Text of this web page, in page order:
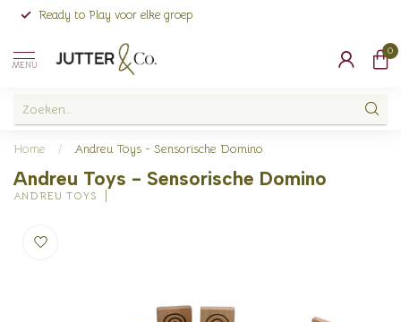
Ready to Play voor elke groep
MENU
0
Home / Andreu Toys - Sensorische Domino
Andreu Toys - Sensorische Domino
ANDREU TOYS